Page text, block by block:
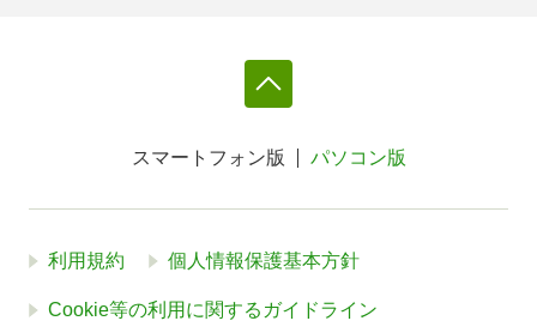
スマートフォン版 パソコン版
利用規約 個人情報保護基本方針
Cookie等の利用に関するガイドライン